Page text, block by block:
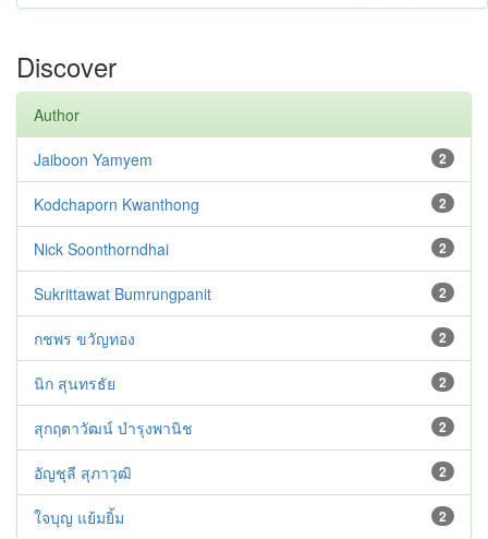
Discover
Author
2
Jaiboon Yamyem
2
Kodchaporn Kwanthong
2
Nick Soonthorndhai
2
Sukrittawat Bumrungpanit
2
กชพร ขวัญทอง
2
นิก สุนทรธัย
2
สุกฤตาวัฒน์ บำรุงพานิช
2
อัญชุลี สุภาวุฒิ
2
ใจบุญ แย้มยิ้ม